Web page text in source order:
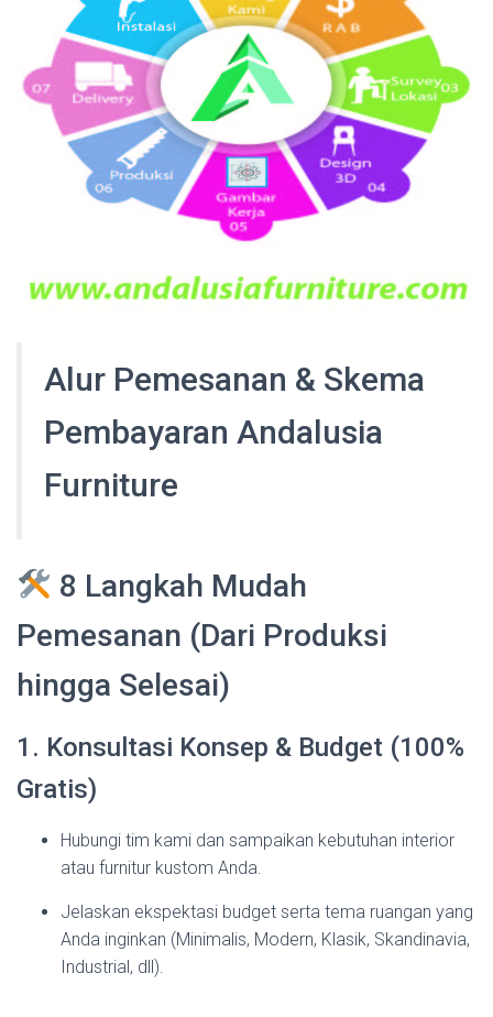
Alur Pemesanan & Skema
Pembayaran Andalusia
Furniture
8 Langkah Mudah
Pemesanan (Dari Produksi
hingga Selesai)
1. Konsultasi Konsep & Budget (100%
Gratis)
Hubungi tim kami dan sampaikan kebutuhan interior
atau furnitur kustom Anda.
Jelaskan ekspektasi budget serta tema ruangan yang
Anda inginkan (Minimalis, Modern, Klasik, Skandinavia,
Industrial, dll).